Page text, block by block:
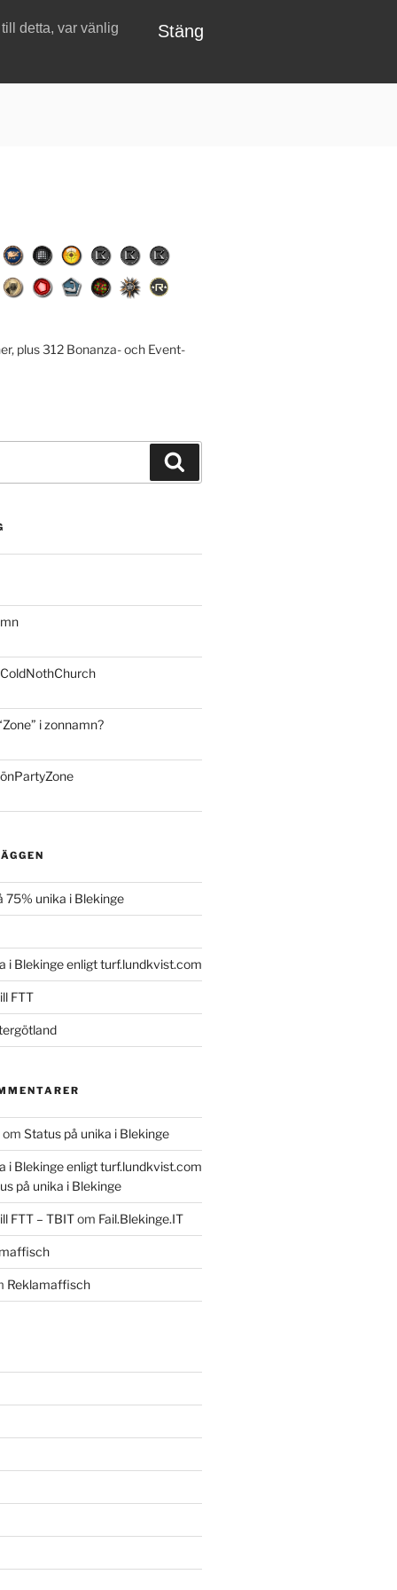
detta, var vänlig Stäng
plus 312 Bonanza- och Event-
i zonnamn?
75% unika i Blekinge
i Blekinge enligt turf.lundkvist.com
FTT
om Status på unika i Blekinge
i Blekinge enligt turf.lundkvist.com
på unika i Blekinge
FTT – TBITom Fail.Blekinge.IT
Reklamaffisch